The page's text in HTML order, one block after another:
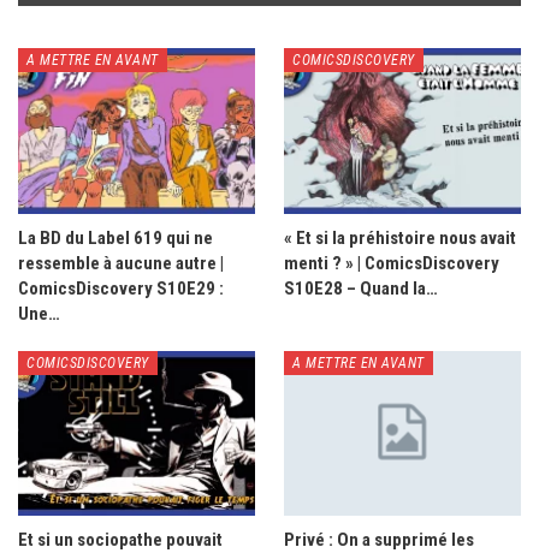
A METTRE EN AVANT
La BD du Label 619 qui ne
ressemble à aucune autre |
ComicsDiscovery S10E29 :
Une…
COMICSDISCOVERY
« Et si la préhistoire nous avait
menti ? » | ComicsDiscovery
S10E28 – Quand la…
COMICSDISCOVERY
Et si un sociopathe pouvait
A METTRE EN AVANT
Privé : On a supprimé les